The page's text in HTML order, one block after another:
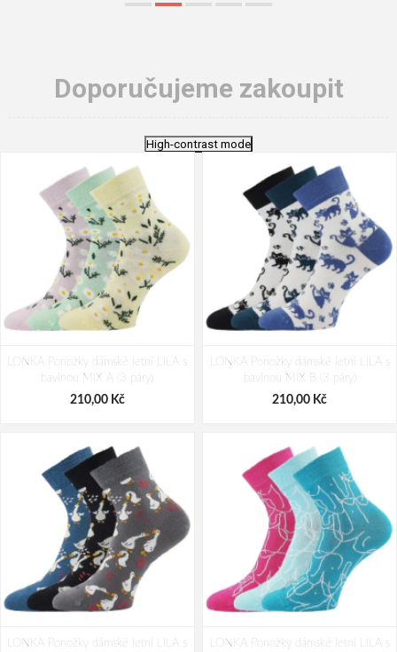
Doporučujeme zakoupit
High-contrast mode
LONKA Ponožky dámské letní LILA s
bavlnou MIX A (3 páry)
210,00 Kč
LONKA Ponožky dámské letní LILA s
bavlnou MIX B (3 páry)
210,00 Kč
LONKA Ponožky dámské letní LILA s
LONKA Ponožky dámské letní LILA s